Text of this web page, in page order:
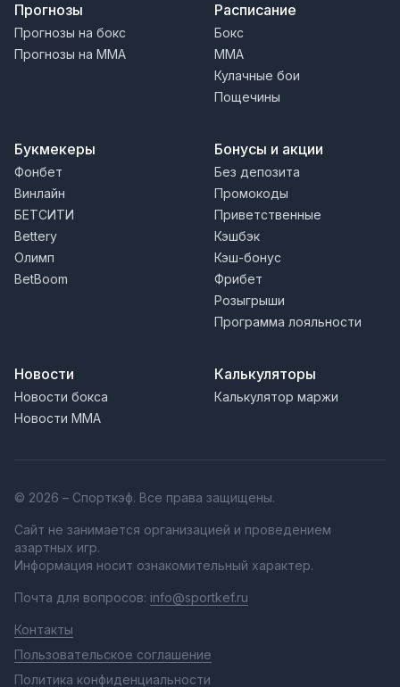
Прогнозы
Прогнозы на бокс
Прогнозы на MMA
Расписание
Бокс
MMA
Кулачные бои
Пощечины
Букмекеры
Фонбет
Винлайн
БЕТСИТИ
Bettery
Олимп
BetBoom
Бонусы и акции
Без депозита
Промокоды
Приветственные
Кэшбэк
Кэш-бонус
Фрибет
Розыгрыши
Программа лояльности
Новости
Новости бокса
Новости MMA
Калькуляторы
Калькулятор маржи
© 2026 – Спорткэф. Все права защищены.
Сайт не занимается организацией и проведением
азартных игр.
Информация носит ознакомительный характер.
Почта для вопросов: info@sportkef.ru
Контакты
Пользовательское соглашение
Политика конфиденциальности